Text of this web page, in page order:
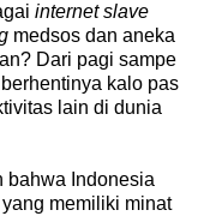
internet slave
medsos dan aneka
Dari pagi sampe
kalo pas
lain di dunia
bahwa Indonesia
memiliki minat